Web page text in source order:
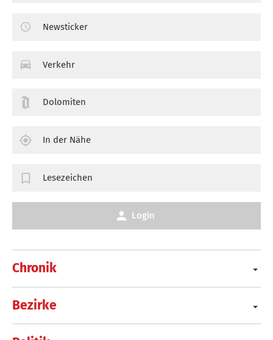
Chronik
Bezirke
Newsticker
Verkehr
Dolomiten
In der Nähe
Lesezeichen
Login